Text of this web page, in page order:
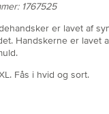
1767525
er lavet af
Handskerne er lavet
Fås i hvid og sort.